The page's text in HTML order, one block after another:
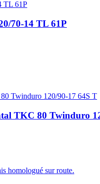
70-14 TL 61P
TKC 80 Twinduro
homologué sur route.